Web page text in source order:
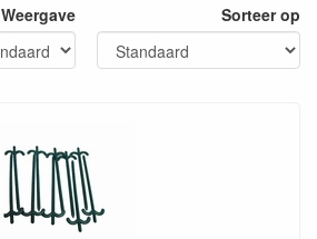
Weergave Sorteer op